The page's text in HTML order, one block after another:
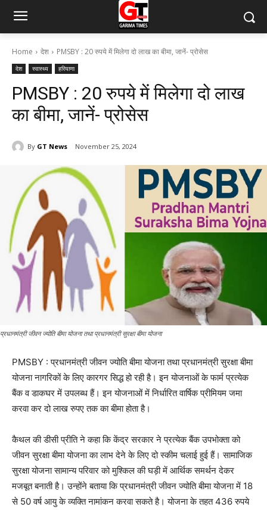
Home देश PMSBY : 20 रुपये में मिलेगा दो लाख का बीमा, जानें- प्रोसेस
देश स्वास्थ्य हरियाणा
PMSBY : 20 रुपये में मिलेगा दो लाख
का बीमा, जानें- प्रोसेस
By GT News November 25, 2024
प्रधानमंत्री जीवन ज्योति बीमा योजना तथा प्रधानमंत्री सुरक्षा बीमा योजना
PMSBY : प्रधानमंत्री जीवन ज्योति बीमा योजना तथा प्रधानमंत्री सुरक्षा बीमा
योजना नागरिकों के लिए कारगर सिद्ध हो रही है। इन योजनाओं के फार्म प्रत्येक
बैंक व डाकघर में उपलब्ध हैं। इन योजनाओं में निर्धारित वार्षिक प्रीमियम जमा
करवा कर दो लाख रुपए तक का बीमा होता है।
कैथल की डीसी प्रीति ने कहा कि केंद्र सरकार ने प्रत्येक बैंक उपभोक्ता को
जीवन सुरक्षा बीमा योजना का लाभ देने के लिए दो स्कीम चलाई हुई हैं। सामाजिक
सुरक्षा योजना सामान्य परिवार को मुश्किल की घड़ी में आर्थिक समर्थन देकर
मजबूत बनाती है। उन्होंने बताया कि प्रधानमंत्री जीवन ज्योति बीमा योजना में 18
से 50 वर्ष आयु के व्यक्ति नामांकन करवा सकते है। योजना के तहत 436 रुपये